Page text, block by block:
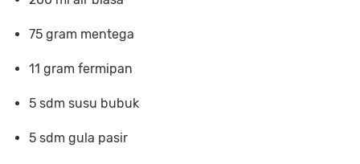
75 gram mentega
11 gram fermipan
5 sdm susu bubuk
5 sdm gula pasir